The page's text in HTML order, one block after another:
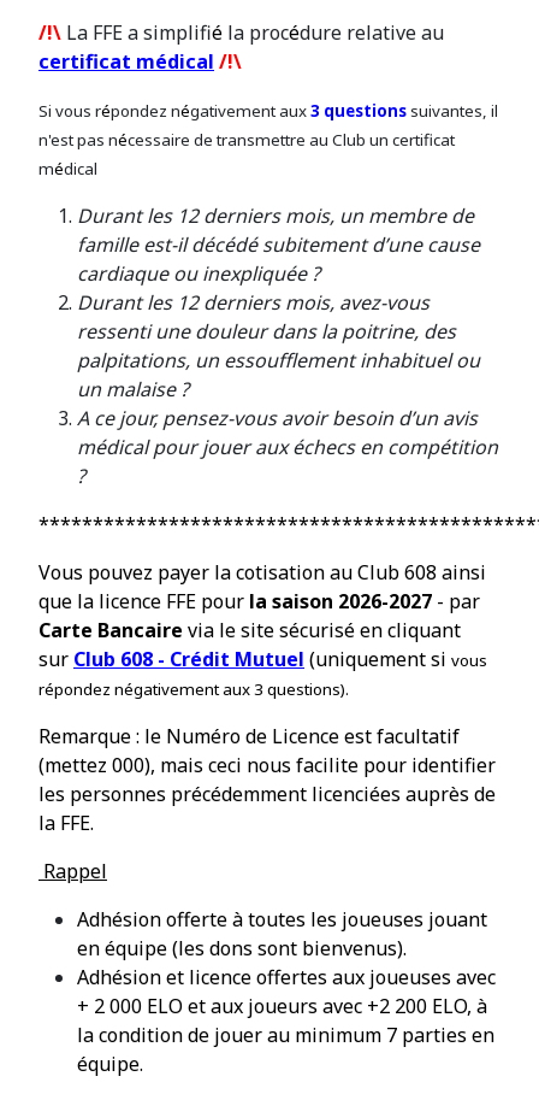
/!\ La FFE a simplifié la procédure relative au
certificat médical /!\
Si vous répondez négativement aux3 questionssuivantes, il
n'est pas nécessaire de transmettre au Club un certificat
médical
Durant les 12 derniers mois, un membre de
famille est-il décédé subitement d’une cause
cardiaque ou inexpliquée ?
Durant les 12 derniers mois, avez-vous
ressenti une douleur dans la poitrine, des
palpitations, un essoufflement inhabituel ou
un malaise ?
A ce jour, pensez-vous avoir besoin d’un avis
médical pour jouer aux échecs en compétition
?
Vous pouvez payer la cotisation au Club 608 ainsi
que la licence FFE pour la saison 2026-2027 - par
Carte Bancaire via le site sécuriséen cliquant
sur Club 608 - Crédit Mutuel (uniquement si vous
répondez négativement aux3 questions).
Remarque : le Numéro de Licence est facultatif
(mettez 000), mais ceci nous facilite pour identifier
les personnes précédemment licenciées auprès de
la FFE.
Rappel
Adhésion offerte à toutes les joueuses jouant
en équipe (les dons sont bienvenus).
Adhésion et licence offertes aux joueuses avec
+ 2 000 ELO et aux joueurs avec +2 200 ELO, à
la condition de jouer au minimum 7 parties en
équipe.